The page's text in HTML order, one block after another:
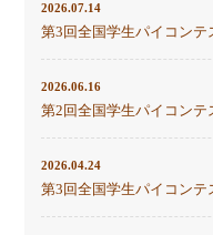
2026.07.14
第3回全国学生パイコン
2026.06.16
第2回全国学生パイコン
2026.04.24
第3回全国学生パイコン